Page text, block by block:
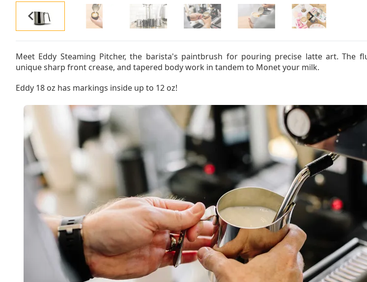
Meet Eddy Steaming Pitcher, the barista's paintbrush for pouring precise latte art. The
unique sharp front crease, and tapered body work in tandem to Monet your milk.
Eddy 18 oz has markings inside up to 12 oz!